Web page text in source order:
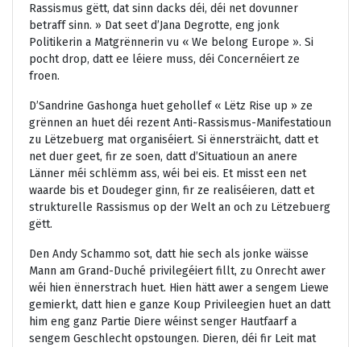
Rassismus gëtt, dat sinn dacks déi, déi net dovunner
betraff sinn. » Dat seet d’Jana Degrotte, eng jonk
Politikerin a Matgrënnerin vu « We belong Europe ». Si
pocht drop, datt ee léiere muss, déi Concernéiert ze
froen.
D’Sandrine Gashonga huet gehollef « Lëtz Rise up » ze
grënnen an huet déi rezent Anti-Rassismus-Manifestatioun
zu Lëtzebuerg mat organiséiert. Si ënnersträicht, datt et
net duer geet, fir ze soen, datt d’Situatioun an anere
Länner méi schlëmm ass, wéi bei eis. Et misst een net
waarde bis et Doudeger ginn, fir ze realiséieren, datt et
strukturelle Rassismus op der Welt an och zu Lëtzebuerg
gëtt.
Den Andy Schammo sot, datt hie sech als jonke wäisse
Mann am Grand-Duché privilegéiert fillt, zu Onrecht awer
wéi hien ënnerstrach huet. Hien hätt awer a sengem Liewe
gemierkt, datt hien e ganze Koup Privileegien huet an datt
him eng ganz Partie Diere wéinst senger Hautfaarf a
sengem Geschlecht opstoungen. Dieren, déi fir Leit mat